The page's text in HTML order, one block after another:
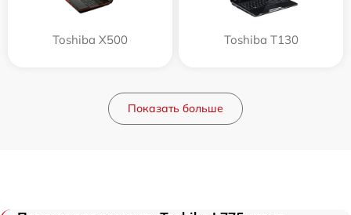
Toshiba X500 Toshiba T130
Показать больше